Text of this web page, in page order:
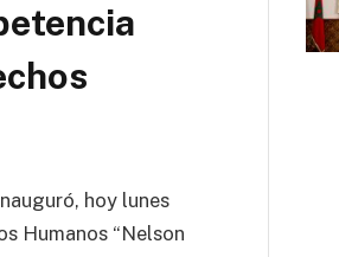
hoy lunes
Humanos “Nelson